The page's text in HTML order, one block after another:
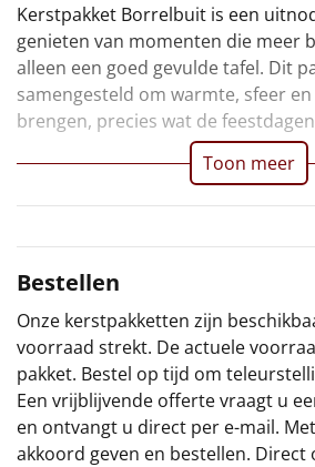
Personeel
Doe het zelf
Sinterklaaspakketten
Relatiegeschenken
Cadeaubon
Per stuk
Alle overige
Kerstpakket Borrelbuit is een
genieten van momenten die meer
alleen een goed gevulde tafel. Dit
samengesteld om warmte, sfeer
brengen, precies wat de
Toon meer
Bestellen
Onze kerstpakketten zijn
voorraad strekt. De actuele
pakket. Bestel op tijd om
Een vrijblijvende offerte vraagt u
en ontvangt u direct per e-mail.
akkoord geven en bestellen. Direct